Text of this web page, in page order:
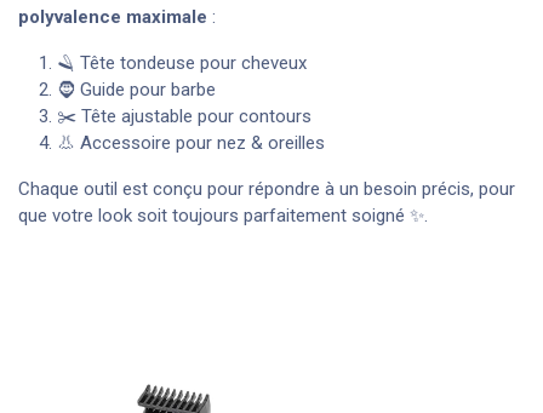
polyvalence maximale :
🪒 Tête tondeuse pour cheveux
🧔 Guide pour barbe
✂️ Tête ajustable pour contours
👃 Accessoire pour nez & oreilles
Chaque outil est conçu pour répondre à un besoin précis, pour
que votre look soit toujours parfaitement soigné ✨.